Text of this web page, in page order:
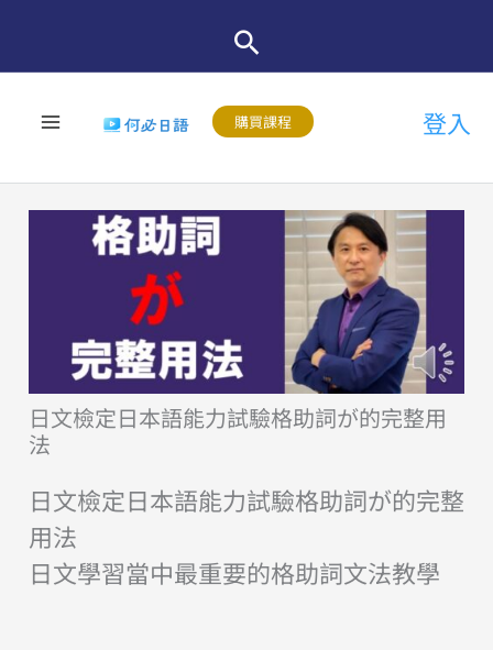
購買課程 登入
日文檢定日本語能力試驗格助詞が的完整用
法
日文檢定日本語能力試驗格助詞が的完整
用法
日文學習當中最重要的格助詞文法教學